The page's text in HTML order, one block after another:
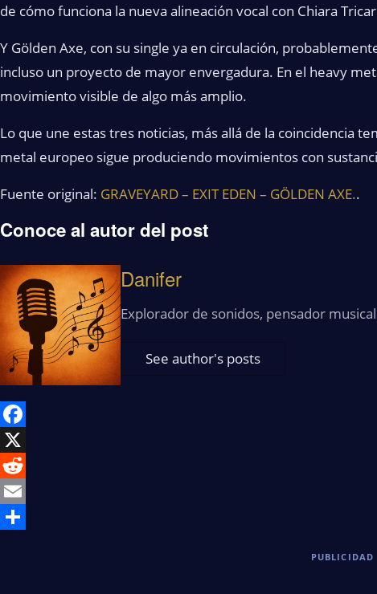
de cómo funciona la nueva alineación vocal con Chiara
Y Gölden Axe, con su single ya en circulación,
incluso un proyecto de mayor envergadura. En el heavy
movimiento visible de algo más amplio.
Lo que une estas tres noticias, más allá de la coincidencia
metal europeo sigue produciendo movimientos con
Fuente original: GRAVEYARD – EXIT EDEN – GÖLDEN AXE..
Conoce al autor del post
Danifer
Explorador de sonidos, pensador
See author's posts
Facebook
X
Reddit
Email
PUBLICIDAD